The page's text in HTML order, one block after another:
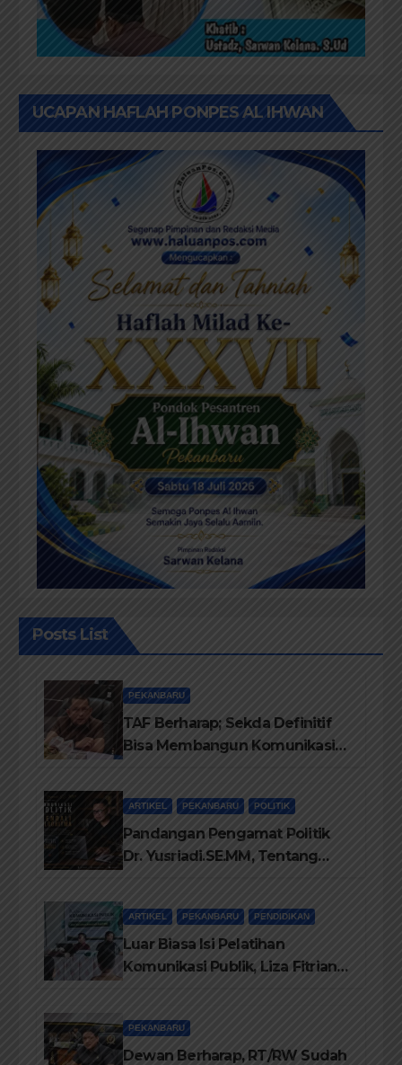
UCAPAN HAFLAH PONPES AL IHWAN
Posts List
PEKANBARU
TAF Berharap; Sekda Definitif
Bisa Membangun Komunikasi
ARTIKEL PEKANBARU POLITIK
Pandangan Pengamat Politik
Dr. Yusriadi.SE.MM, Tentang
ARTIKEL PEKANBARU PENDIDIKAN
Luar Biasa Isi Pelatihan
Komunikasi Publik, Liza Fitriani
PEKANBARU
Dewan Berharap, RT/RW Sudah